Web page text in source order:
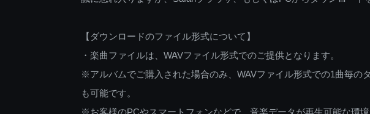
【ダウンロードのファイル形式について】
・楽曲ファイルは、WAVファイル形式でのご提供となります。
※アルバムでご購入された場合のみ、WAVファイル形式での1曲毎の
も可能です。
※お客様のPCやスマートフォンなどで、音楽データが再生可能な環